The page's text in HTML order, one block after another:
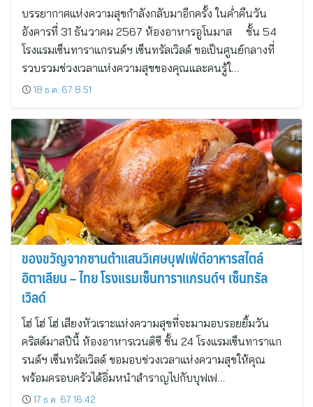
บรรยากาศแห่งความสุขกำลังกลับมาอีกครั้ง ในค่ำคืนวัน
อังคารที่ 31 ธันวาคม 2567 ห้องอาหารอูโนมาส ชั้น 54
โรงแรมเซ็นทาราแกรนด์ฯ เซ็นทรัลเวิลด์ ขอเป็นศูนย์กลางที่
รวบรวมช่วงเวลาแห่งความสุขของคุณและคนรู้ใ…
18 ธ.ค. 67 8:51
ของขวัญจากซานต้าแสนวิเศษบุฟเฟ่ต์อาหารสไตล์
อิตาเลียน – ไทย โรงแรมเซ็นทาราแกรนด์ฯ เซ็นทรัล
เวิลด์
โฮ่ โฮ่ โฮ่ เสียงหัวเราะแห่งความสุขที่จะมามอบรอยยิ้มวัน
คริสต์มาสปีนี้ ห้องอาหารเวนติซี ชั้น 24 โรงแรมเซ็นทาราแก
รนด์ฯ เซ็นทรัลเวิลด์ ขอมอบช่วงเวลาแห่งความสุขให้คุณ
พร้อมครอบครัวได้อิ่มหนำสำราญไปกับบุฟเฟ…
17 ธ.ค. 67 16:42